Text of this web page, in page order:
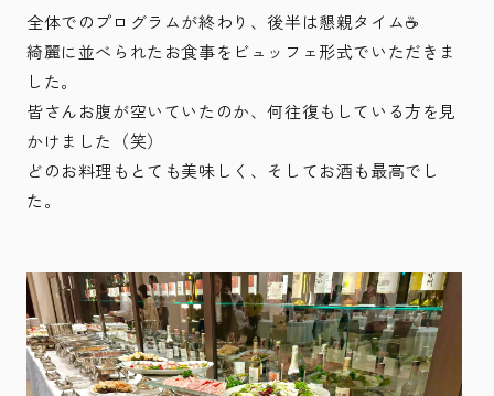
全体でのプログラムが終わり、後半は懇親タイム☕
綺麗に並べられたお食事をビュッフェ形式でいただきま
した。
皆さんお腹が空いていたのか、何往復もしている方を見
かけました（笑）
どのお料理もとても美味しく、そしてお酒も最高でし
た。